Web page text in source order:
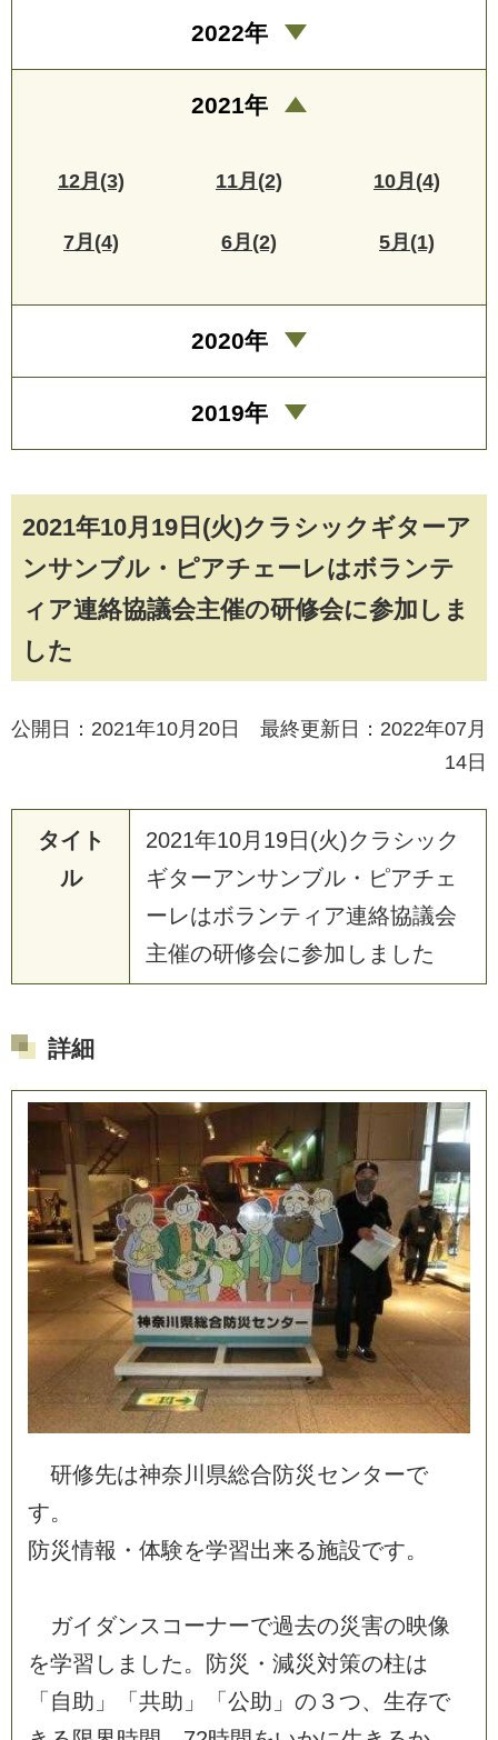
2021年10月19日(火)クラシックギターア
ンサンブル・ピアチェーレはボランテ
ィア連絡協議会主催の研修会に参加しま
した
公開日：2021年10月20日 最終更新日：2022年07月
14日
タイト
ル
2021年10月19日(火)クラシック
ギターアンサンブル・ピアチェ
ーレはボランティア連絡協議会
主催の研修会に参加しました
詳細
研修先は神奈 川 県総合防災センターで
す。
防災情報 ・ 体験を学習出来る施設です。
ガイ ダンス コ ーナーで過去の災害の映像
を学習 し ま した。 防災 ・ 減災対策の柱は
「 自 助 」 「 共助 」 「 公助 」 の ３つ、 生存で
2022年
2021年
12月(3) 11月(2) 10月(4)
7月(4) 6月(2) 5月(1)
2020年
2019年